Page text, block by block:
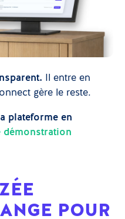
Il entre en
gère le reste.
plateforme en
démonstration
POUR